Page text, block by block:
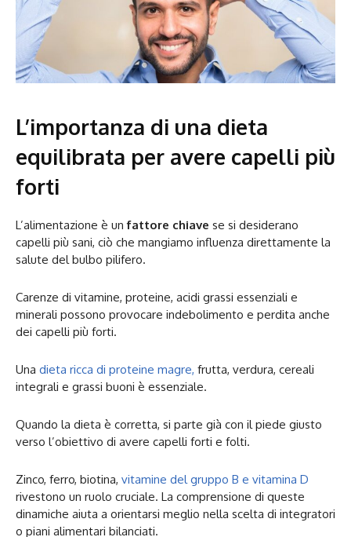
L’importanza di una dieta
equilibrata per avere capelli più
forti
L’alimentazione è un fattore chiave se si desiderano
capelli più sani, ciò che mangiamo influenza direttamente la
salute del bulbo pilifero.
Carenze di vitamine, proteine, acidi grassi essenziali e
minerali possono provocare indebolimento e perdita anche
dei capelli più forti.
Una dieta ricca di proteine magre, frutta, verdura, cereali
integrali e grassi buoni è essenziale.
Quando la dieta è corretta, si parte già con il piede giusto
verso l’obiettivo di avere capelli forti e folti.
Zinco, ferro, biotina, vitamine del gruppo B e vitamina D
rivestono un ruolo cruciale. La comprensione di queste
dinamiche aiuta a orientarsi meglio nella scelta di integratori
o piani alimentari bilanciati.